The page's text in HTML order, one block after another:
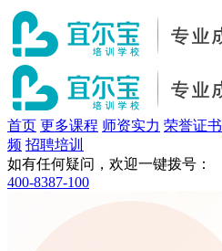
首页 更多课程 师资实力 荣誉证书
频 招聘培训
如有任何疑问，欢迎一键拨号：
400-8387-100